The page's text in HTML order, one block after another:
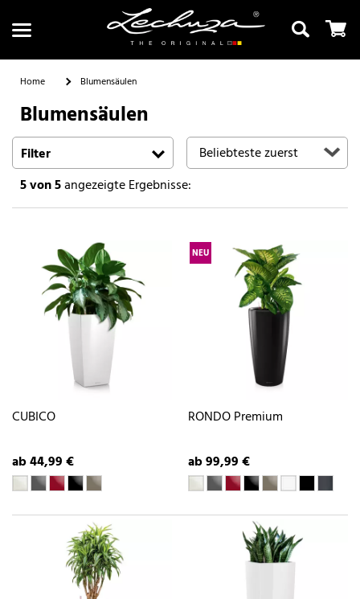
Suchen
Home Blumensäulen
Blumensäulen
Filter
5von 5angezeigte Ergebnisse:
CUBICO
ab 44,99 €
NEU
RONDO Premium
ab 99,99 €